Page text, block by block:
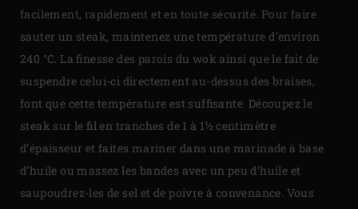
facilement, rapidement et en toute sécurité. Pour faire
sauter un steak, maintenez une température d’environ
240 °C. La finesse des parois du wok ainsi que le fait de
suspendre celui-ci directement au-dessus des braises,
font que cette température est suffisante. Découpez le
steak sur le fil en tranches de 1 à 1½ centimètre
d’épaisseur et faites mariner dans une marinade à base
d’huile ou massez les bandes avec un peu d’huile et
saupoudrez-les de sel et de poivre à convenance. Vous